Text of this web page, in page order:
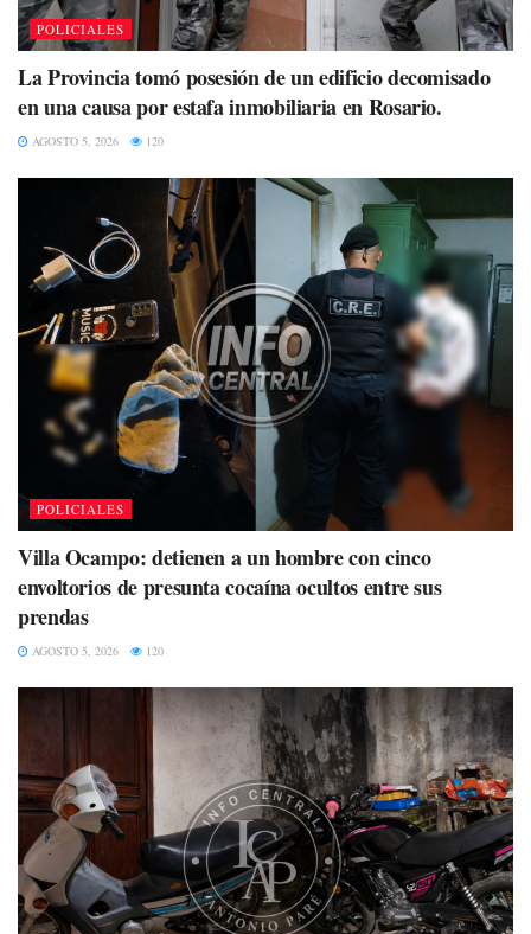
POLICIALES
La Provincia tomó posesión de un edificio decomisado
en una causa por estafa inmobiliaria en Rosario.
AGOSTO 5, 2026 120
POLICIALES
Villa Ocampo: detienen a un hombre con cinco
envoltorios de presunta cocaína ocultos entre sus
prendas
AGOSTO 5, 2026 120